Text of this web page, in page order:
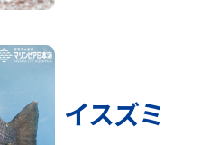
イスズミ